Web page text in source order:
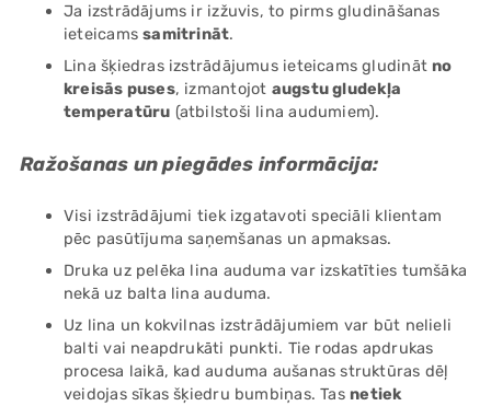
Ja izstrādājums ir izžuvis, to pirms gludināšanas
ieteicamssamitrināt.
Lina šķiedras izstrādājumus ieteicams gludinātno
kreisās puses, izmantojot augstu gludekļa
temperatūru (atbilstoši lina audumiem).
Ražošanas un piegādes informācija:
Visi izstrādājumi tiek izgatavoti speciāli klientam
pēc pasūtījuma saņemšanas un apmaksas.
Druka uz pelēka lina auduma var izskatīties tumšāka
nekā uz balta lina auduma.
Uz lina un kokvilnas izstrādājumiem var būt nelieli
balti vai neapdrukāti punkti. Tie rodas apdrukas
procesa laikā, kad auduma aušanas struktūras dēļ
veidojas sīkas šķiedru bumbiņas. Tasnetiek